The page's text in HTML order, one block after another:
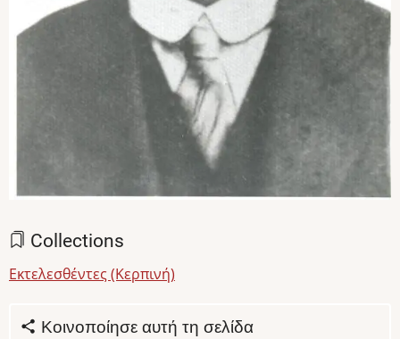
Collections
Εκτελεσθέντες (Κερπινή)
Κοινοποίησε αυτή τη σελίδα